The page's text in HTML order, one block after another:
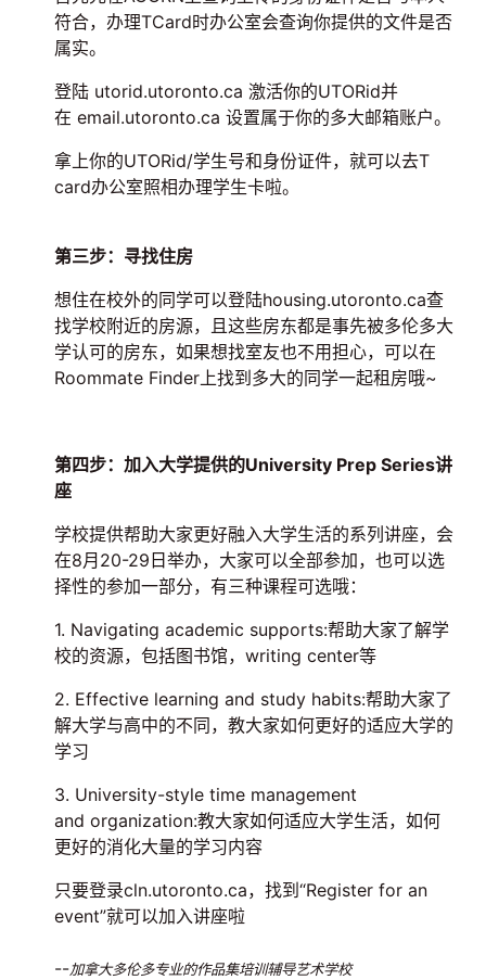
符合，办理TCard时办公室会查询你提供的文件是否
属实。
登陆 utorid.utoronto.ca 激活你的UTORid并
在 email.utoronto.ca 设置属于你的多大邮箱账户。
拿上你的UTORid/学生号和身份证件，就可以去T
card办公室照相办理学生卡啦。
第三步：寻找住房
想住在校外的同学可以登陆housing.utoronto.ca查
找学校附近的房源，且这些房东都是事先被多伦多大
学认可的房东，如果想找室友也不用担心，可以在
Roommate Finder上找到多大的同学一起租房哦~
第四步：加入大学提供的University Prep Series讲
座
学校提供帮助大家更好融入大学生活的系列讲座，会
在8月20-29日举办，大家可以全部参加，也可以选
择性的参加一部分，有三种课程可选哦：
1. Navigating academic supports:帮助大家了解学
校的资源，包括图书馆，writing center等
2. Effective learning and study habits:帮助大家了
解大学与高中的不同，教大家如何更好的适应大学的
学习
3. University-style time management
and organization:教大家如何适应大学生活，如何
更好的消化大量的学习内容
只要登录cln.utoronto.ca，找到“Register for an
event”就可以加入讲座啦
--加拿大多伦多专业的作品集培训辅导艺术学校